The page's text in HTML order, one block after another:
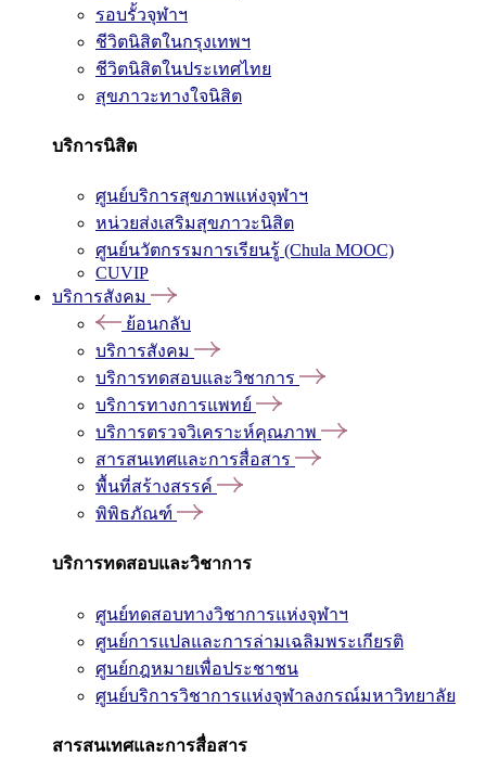
รอบรั้วจุฬาฯ
ชีวิตนิสิตในกรุงเทพฯ
ชีวิตนิสิตในประเทศไทย
สุขภาวะทางใจนิสิต
บริการนิสิต
ศูนย์บริการสุขภาพแห่งจุฬาฯ
หน่วยส่งเสริมสุขภาวะนิสิต
ศูนย์นวัตกรรมการเรียนรู้ (Chula MOOC)
CUVIP
บริการสังคม
ย้อนกลับ
บริการสังคม
บริการทดสอบและวิชาการ
บริการทางการแพทย์
บริการตรวจวิเคราะห์คุณภาพ
สารสนเทศและการสื่อสาร
พื้นที่สร้างสรรค์
พิพิธภัณฑ์
บริการทดสอบและวิชาการ
ศูนย์ทดสอบทางวิชาการแห่งจุฬาฯ
ศูนย์การแปลและการล่ามเฉลิมพระเกียรติ
ศูนย์กฎหมายเพื่อประชาชน
ศูนย์บริการวิชาการแห่งจุฬาลงกรณ์มหาวิทยาลัย
สารสนเทศและการสื่อสาร